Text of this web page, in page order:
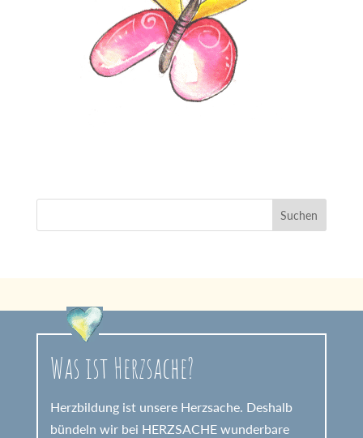
Was ist Herzsache?
Herzbildung ist unsere Herzsache. Deshalb
bündeln wir bei HERZSACHE wunderbare